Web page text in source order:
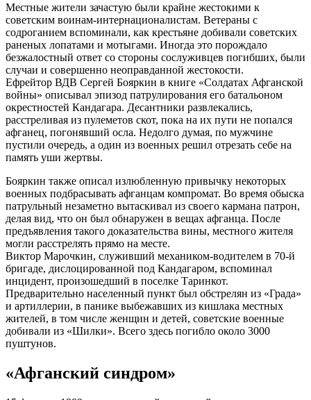
Местные жители зачастую были крайне жестокими к
советским воинам-интернационалистам. Ветераны с
содроганием вспоминали, как крестьяне добивали советских
раненых лопатами и мотыгами. Иногда это порождало
безжалостный ответ со стороны сослуживцев погибших, были
случаи и совершенно неоправданной жестокости.
Ефрейтор ВДВ Сергей Бояркин в книге «Солдатах Афганской
войны» описывал эпизод патрулирования его батальоном
окрестностей Кандагара. Десантники развлекались,
расстреливая из пулеметов скот, пока на их пути не попался
афганец, погонявший осла. Недолго думая, по мужчине
пустили очередь, а один из военных решил отрезать себе на
память уши жертвы.
Бояркин также описал излюбленную привычку некоторых
военных подбрасывать афганцам компромат. Во время обыска
патрульный незаметно вытаскивал из своего кармана патрон,
делая вид, что он был обнаружен в вещах афганца. После
предъявления такого доказательства вины, местного жителя
могли расстрелять прямо на месте.
Виктор Марочкин, служивший механиком-водителем в 70-й
бригаде, дислоцированной под Кандагаром, вспоминал
инцидент, произошедший в поселке Таринкот.
Предварительно населенный пункт был обстрелян из «Града»
и артиллерии, в панике выбежавших из кишлака местных
жителей, в том числе женщин и детей, советские военные
добивали из «Шилки». Всего здесь погибло около 3000
пуштунов.
«Афганский синдром»